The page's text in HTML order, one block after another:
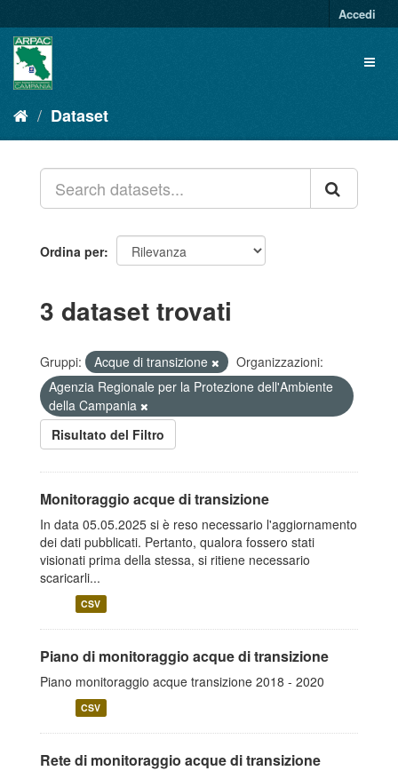
al
contenuto
Accedi
Dataset
Ordina per
3 dataset trovati
Gruppi: Acque di transizione
Organizzazioni:
Agenzia Regionale per la Protezione dell'Ambiente
della Campania
Risultato del Filtro
Monitoraggio acque di transizione
In data 05.05.2025 si è reso necessario l'aggiornamento
dei dati pubblicati. Pertanto, qualora fossero stati
visionati prima della stessa, si ritiene necessario
scaricarli...
CSV
Piano di monitoraggio acque di transizione
Piano monitoraggio acque transizione 2018 - 2020
CSV
Rete di monitoraggio acque di transizione